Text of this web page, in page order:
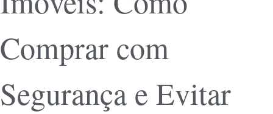
Comprar com
Segurança e Evitar